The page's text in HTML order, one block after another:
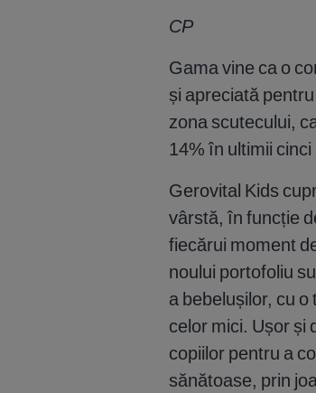
CP
Gama vine ca o
și apreciată
zona scutecului,
14% în ultimii cinci
Gerovital Kids
vârstă, în funcție
fiecărui moment
noului portofoliu
a bebelușilor, cu
celor mici. Ușor și
copiilor pentru a
sănătoase, prin